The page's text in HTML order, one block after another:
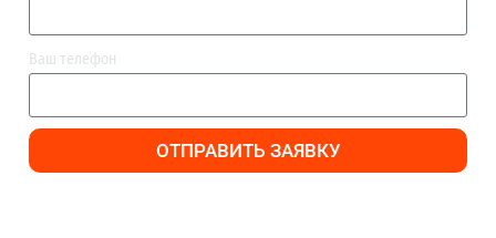
Ваш телефон
ОТПРАВИТЬ ЗАЯВКУ